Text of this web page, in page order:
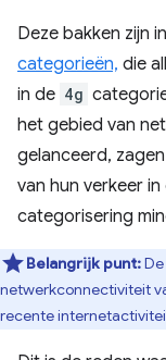
Deze bakken zijn
categorieën, die
in de 4g
het gebied van
gelanceerd,
van hun verkeer
categorisering
Belangrijk punt:
netwerkconnectiviteit
recente